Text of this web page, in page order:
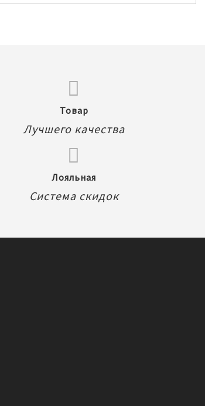
Товар
Лучшего качества
Лояльная
Система скидок